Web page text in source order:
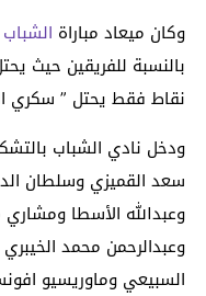
وكان ميعاد مباراة الشباب
نقاط فقط يحتل ” سكري
ودخل نادي الشباب
سعد القميزي وسلطان
وعبدالله الأسطا ومشاري
وعبدالرحمن محمد
السبيعي وماوريسيو